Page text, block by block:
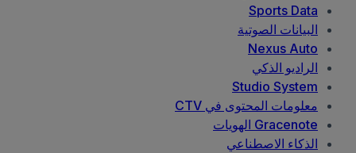
Sports Data
البيانات الصوتية
Nexus Auto
الراديو الذكي
Studio System
معلومات المحتوى في CTV
Gracenote الهويات
الذكاء الاصطناعي